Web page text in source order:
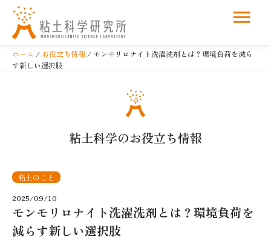
コ
テ
ホーム / お役立ち情報 / モンモリロナイト洗濯洗剤とは？環境負荷を減ら
す新しい選択肢
粘土科学のお役立ち情報
粘土のこと
2025/09/10
モンモリロナイト洗濯洗剤とは？環境負荷を
減らす新しい選択肢